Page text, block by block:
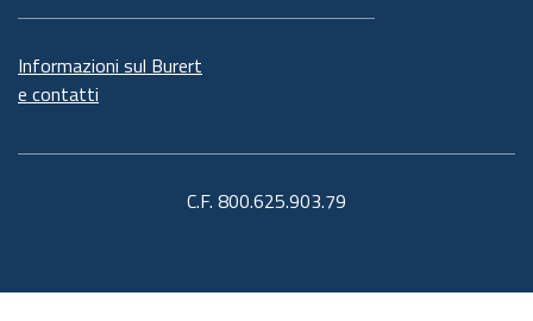
Informazioni sul Burert
e contatti
C.F. 800.625.903.79